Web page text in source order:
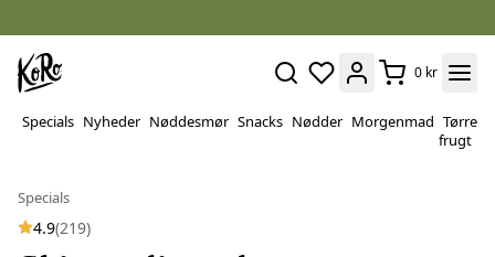
0 kr
Specials Nyheder Nøddesmør Snacks Nødder Morgenmad Tørret
frugt
Specials
4.9(219)